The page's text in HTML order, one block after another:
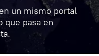
un mismo portal
que pasa en